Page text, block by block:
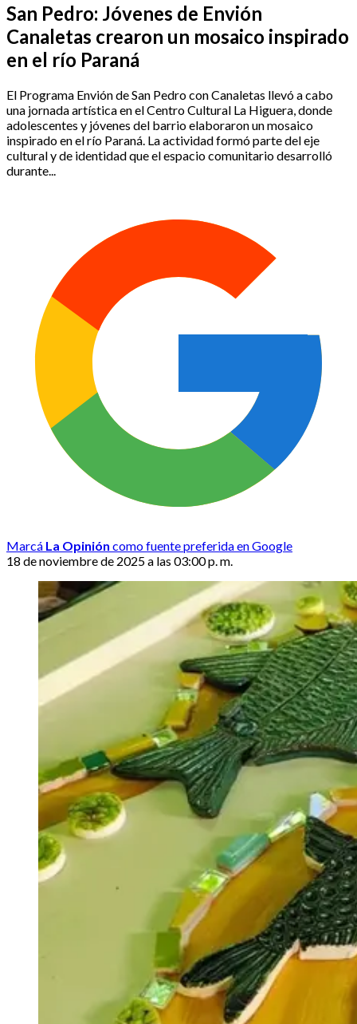
San Pedro: Jóvenes de Envión
Canaletas crearon un mosaico inspirado
en el río Paraná
El Programa Envión de San Pedro con Canaletas llevó a cabo
una jornada artística en el Centro Cultural La Higuera, donde
adolescentes y jóvenes del barrio elaboraron un mosaico
inspirado en el río Paraná. La actividad formó parte del eje
cultural y de identidad que el espacio comunitario desarrolló
durante...
Marcá La Opinión como fuente preferida en Google
18 de noviembre de 2025 a las 03:00 p. m.